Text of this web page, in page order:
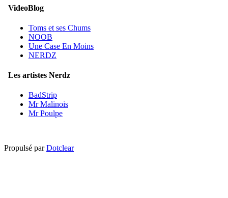
VideoBlog
Toms et ses Chums
NOOB
Une Case En Moins
NERDZ
Les artistes Nerdz
BadStrip
Mr Malinois
Mr Poulpe
Propulsé parDotclear